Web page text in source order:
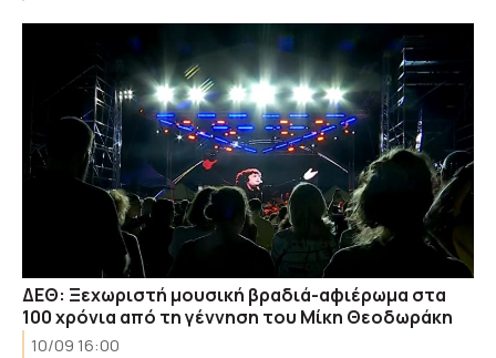
ΔΕΘ: Ξεχωριστή μουσική βραδιά-αφιέρωμα στα
100 χρόνια από τη γέννηση του Μίκη Θεοδωράκη
10/09 16:00